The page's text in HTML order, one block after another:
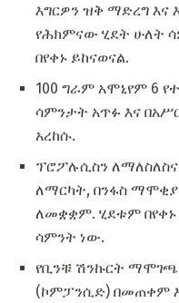
እግርዎን ዝቅ ማድረግ እና
የሕክምናው ሂደት ሁለት
በየቀኑ ይከናወናል.
100 ግራም አሞኒየም 6
ሳምንታት አጥፉ እና
አረከሱ.
ፕሮፖሉሲስን ለማለስለስና
ለማርካት, በንፋስ
ለመቋቋም. ሂደቱም በየቀኑ
ሳምንት ነው.
የቢንቹ ሽንኩርት
(ኮምፓንሲድ) በመጠቀም